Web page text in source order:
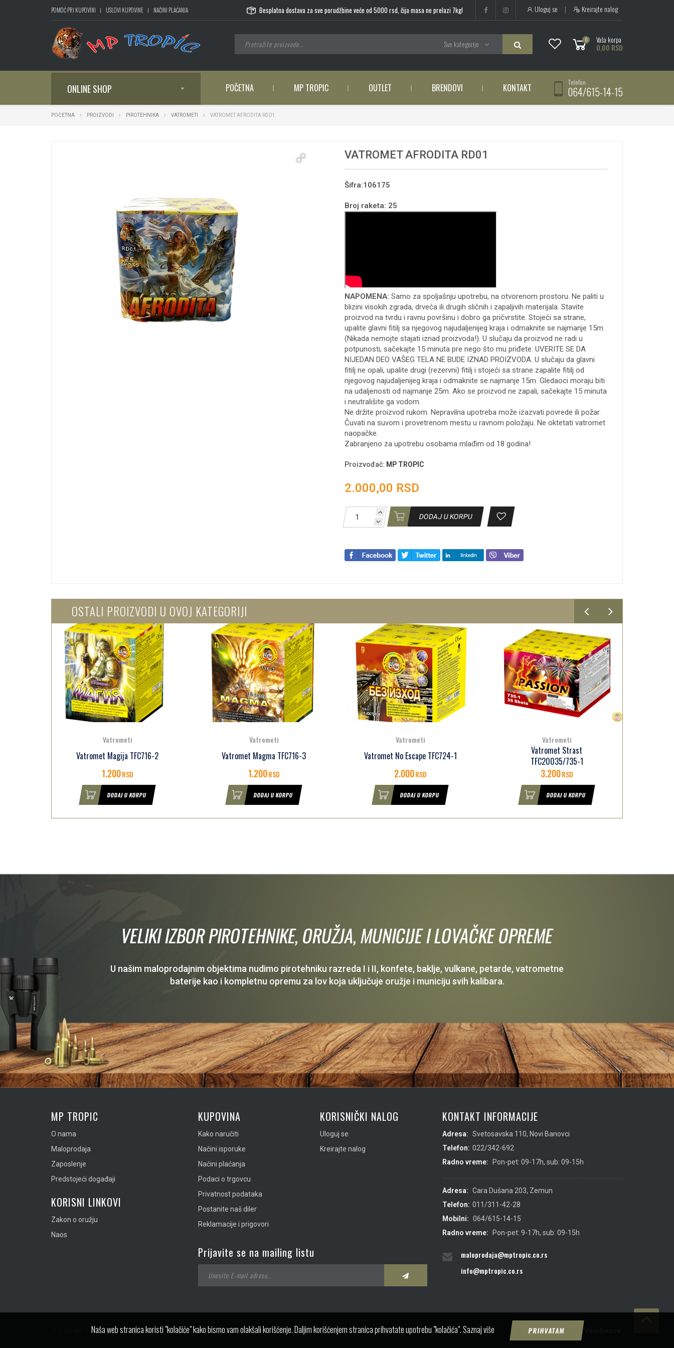
POMOĆ PRI KUPOVINI USLOVI KUPOVINE NAČINI PLAĆANJA Besplatna dostava za sve porudžbine veće od 5000 rsd, čija masa ne prelazi 7kg! Uloguj se | Kreirajte nalog
0 Vaša korpa
0,00 RSD
Sve kategorije
ONLINE SHOP POČETNA MP TROPIC OUTLET BRENDOVI KONTAKT Telefon
064/615-14-15
POČETNA PROIZVODI PIROTEHNIKA VATROMETI VATROMET AFRODITA RD01
VATROMET AFRODITA RD01
Šifra:106175
Broj raketa: 25
NAPOMENA: Samo za spoljašnju upotrebu, na otvorenom prostoru. Ne paliti u
blizini visokih zgrada, drveća ili drugih sličnih i zapaljivih materijala. Stavite
proizvod na tvrdu i ravnu površinu i dobro ga pričvrstite. Stojeći sa strane,
upalite glavni fitilj sa njegovog najudaljenijeg kraja i odmaknite se najmanje 15m.
(Nikada nemojte stajati iznad proizvoda!). U slučaju da proizvod ne radi u
potpunosti, sačekajte 15 minuta pre nego što mu priđete. UVERITE SE DA
NIJEDAN DEO VAŠEG TELA NE BUDE IZNAD PROIZVODA. U slučaju da glavni
fitilj ne opali, upalite drugi (rezervni) fitilj i stojeći sa strane zapalite fitilj od
njegovog najudaljenijeg kraja i odmaknite se najmanje 15m. Gledaoci moraju biti
na udaljenosti od najmanje 25m. Ako se proizvod ne zapali, sačekajte 15 minuta
i neutrališite ga vodom.
Ne držite proizvod rukom. Nepravilna upotreba može izazvati povrede ili požar.
Čuvati na suvom i provetrenom mestu u ravnom položaju. Ne oktetati vatromet
naopačke.
Zabranjeno za upotrebu osobama mlađim od 18 godina!
Proizvođač: MP TROPIC
2.000,00 RSD
DODAJ U KORPU
OSTALI PROIZVODI U OVOJ KATEGORIJI
Vatrometi
Vatromet Magija TFC716-2
1.200RSD
DODAJ U KORPU
Vatrometi
Vatromet Magma TFC716-3
1.200RSD
DODAJ U KORPU
Vatrometi
Vatromet No Escape TFC724-1
2.000RSD
DODAJ U KORPU
Vatrometi
Vatromet Strast
TFC20035/735-1
3.200RSD
DODAJ U KORPU
VELIKI IZBOR PIROTEHNIKE, ORUŽJA, MUNICIJE I LOVAČKE OPREME
U našim maloprodajnim objektima nudimo pirotehniku razreda I i II, konfete, baklje, vulkane, petarde, vatrometne
baterije kao i kompletnu opremu za lov koja uključuje oružje i municiju svih kalibara.
MP TROPIC
O nama
Maloprodaja
Zaposlenje
Predstojeći događaji
KORISNI LINKOVI
Zakon o oružju
Naos
KUPOVINA
Kako naručiti
Načini isporuke
Načini plaćanja
Podaci o trgovcu
Privatnost podataka
Postanite naš diler
Reklamacije i prigovori
KORISNIČKI NALOG
Uloguj se
Kreirajte nalog
Prijavite se na mailing listu
KONTAKT INFORMACIJE
Adresa: Svetosavska 110, Novi Banovci
Telefon: 022/342-692
Radno vreme:
Pon-pet: 09-17h, sub: 09-15h
Adresa: Cara Dušana 203, Zemun
Telefon: 011/311-42-28
Mobilni: 064/615-14-15
Radno vreme:
Pon-pet: 9-17h, sub: 09-15h
maloprodaja@mptropic.co.rs
info@mptropic.co.rs
© 2026 MP Tropic doo. Sva prava zadržana. Created by &
Naša web stranica koristi "kolačiće" kako bismo vam olakšali korišćenje. Daljim korišćenjem stranica prihvatate upotrebu "kolačića".Saznaj više PRIHVATAM